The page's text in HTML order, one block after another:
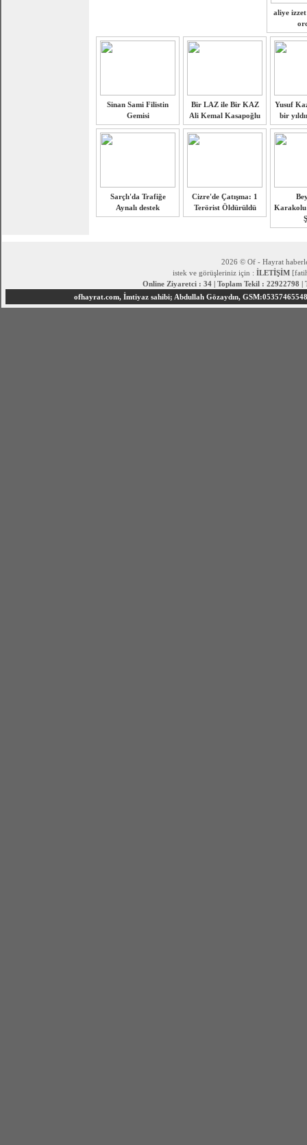
aliye
Sinan Sami Filistin
Gemisi
Bir LAZ ile Bir KAZ
Ali Kemal Kasapoğlu
Yusuf
bir
Sarçlı'da Trafiğe
Aynalı destek
Cizre'de Çatışma: 1
Terörist Öldürüldü
2026 © Of - Hayrat
istek ve görüşleriniz için : İLETİŞİM
Online Ziyaretci : 34 | Toplam Tekil : 22922798 |
ofhayrat.com, İmtiyaz sahibi; Abdullah Gözaydın,